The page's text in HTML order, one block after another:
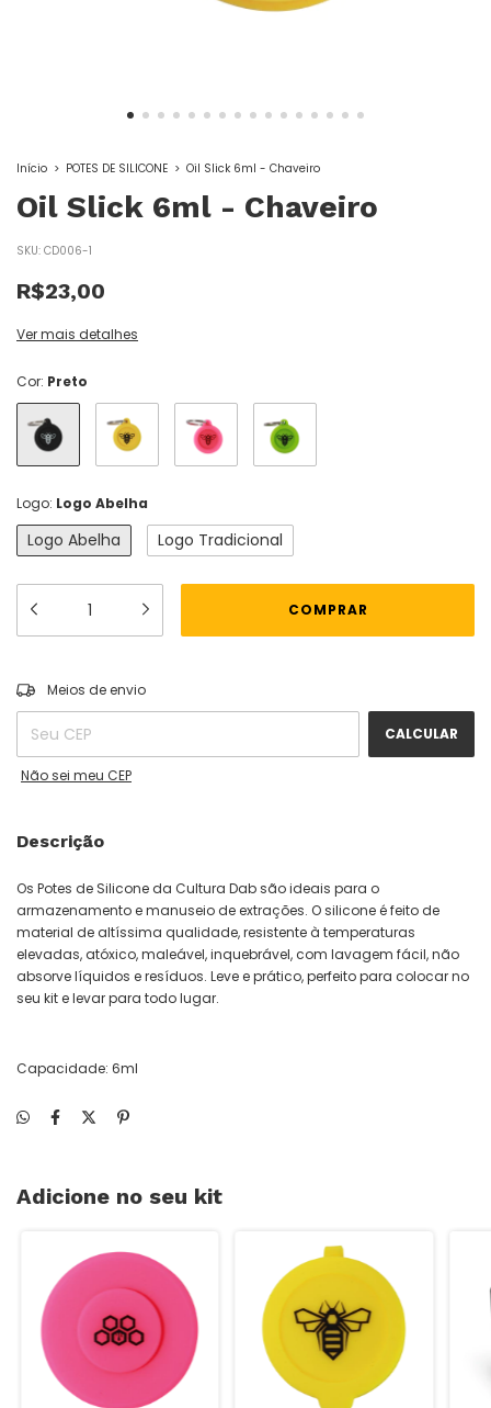
Início > POTES DE SILICONE > Oil Slick 6ml - Chaveiro
Oil Slick 6ml - Chaveiro
SKU: CD006-1
R$23,00
Ver mais detalhes
Cor: Preto
Logo: Logo Abelha
Logo Abelha Logo Tradicional
Entregas para o CEP:
Meios de envio
CALCULAR
Não sei meu CEP
Descrição
Os Potes de Silicone da Cultura Dab são ideais para o
armazenamento e manuseio de extrações. O silicone é feito de
material de altíssima qualidade, resistente à temperaturas
elevadas, atóxico, maleável, inquebrável, com lavagem fácil, não
absorve líquidos e resíduos. Leve e prático, perfeito para colocar no
seu kit e levar para todo lugar.
Capacidade: 6ml
Adicione no seu kit